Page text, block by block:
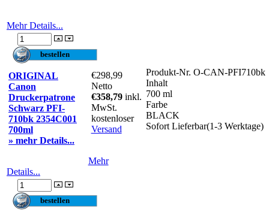
Mehr Details...
ORIGINAL
Canon
Druckerpatrone
Schwarz PFI-
710bk 2354C001
700ml
» mehr Details...
€298,99
Netto
€358,79 inkl.
MwSt.
kostenloser
Versand
Produkt-Nr. O-CAN-PFI710bk
Inhalt
700 ml
Farbe
BLACK
Sofort Lieferbar(1-3 Werktage)
Mehr
Details...